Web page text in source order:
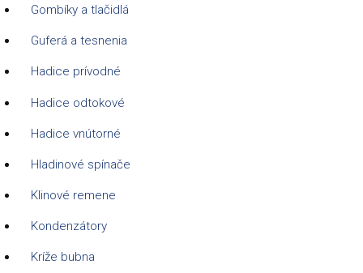
Gombíky a tlačidlá
Guferá a tesnenia
Hadice prívodné
Hadice odtokové
Hadice vnútorné
Hladinové spínače
Klinové remene
Kondenzátory
Kríže bubna